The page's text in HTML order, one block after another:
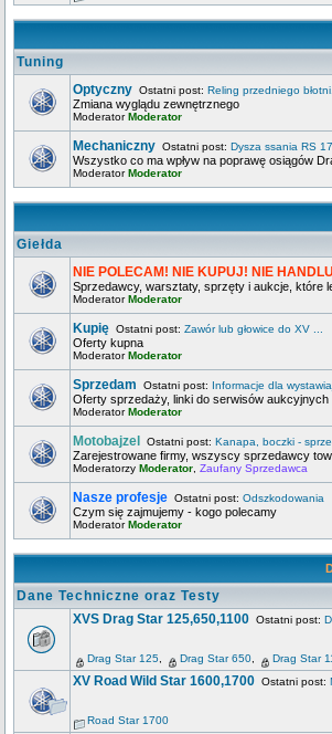
Tuning
Optyczny Ostatni post: Reling przedniego
Zmiana wyglądu zewnętrznego
ModeratorModerator
Mechaniczny Ostatni post: Dysza ssania RS
Wszystko co ma wpływ na poprawę osiągów
ModeratorModerator
Giełda
NIE POLECAM! NIE KUPUJ! NIE
Sprzedawcy, warsztaty, sprzęty i aukcje, które
ModeratorModerator
Kupię Ostatni post: Zawór lub głowice do XV ...
Oferty kupna
ModeratorModerator
Sprzedam Ostatni post: Informacje dla
Oferty sprzedaży, linki do serwisów aukcyjnych
ModeratorModerator
Motobajzel Ostatni post: Kanapa, boczki -
Zarejestrowane firmy, wszyscy sprzedawcy
Moderatorzy Moderator Zaufany Sprzedawca
Nasze profesje Ostatni post: Odszkodowania
Czym się zajmujemy - kogo polecamy
ModeratorModerator
Dane Techniczne oraz Testy
XVS Drag Star 125,650,1100 Ostatni post:
Drag Star 125 Drag Star 650 Drag Star
XV Road Wild Star 1600,1700 Ostatni post:
Road Star 1700